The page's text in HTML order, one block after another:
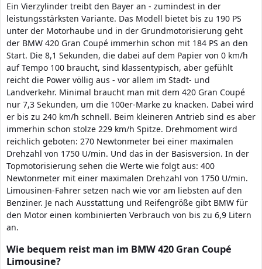
Ein Vierzylinder treibt den Bayer an - zumindest in der
leistungsstärksten Variante. Das Modell bietet bis zu 190 PS
unter der Motorhaube und in der Grundmotorisierung geht
der BMW 420 Gran Coupé immerhin schon mit 184 PS an den
Start. Die 8,1 Sekunden, die dabei auf dem Papier von 0 km/h
auf Tempo 100 braucht, sind klassentypisch, aber gefühlt
reicht die Power völlig aus - vor allem im Stadt- und
Landverkehr. Minimal braucht man mit dem 420 Gran Coupé
nur 7,3 Sekunden, um die 100er-Marke zu knacken. Dabei wird
er bis zu 240 km/h schnell. Beim kleineren Antrieb sind es aber
immerhin schon stolze 229 km/h Spitze. Drehmoment wird
reichlich geboten: 270 Newtonmeter bei einer maximalen
Drehzahl von 1750 U/min. Und das in der Basisversion. In der
Topmotorisierung sehen die Werte wie folgt aus: 400
Newtonmeter mit einer maximalen Drehzahl von 1750 U/min.
Limousinen-Fahrer setzen nach wie vor am liebsten auf den
Benziner. Je nach Ausstattung und Reifengröße gibt BMW für
den Motor einen kombinierten Verbrauch von bis zu 6,9 Litern
an.
Wie bequem reist man im BMW 420 Gran Coupé
Limousine?